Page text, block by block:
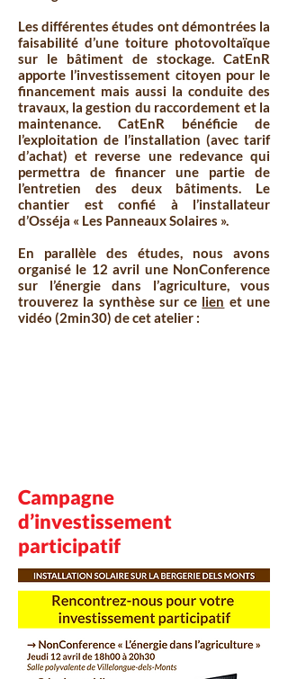
Les différentes études ont démontrées la
faisabilité d’une toiture photovoltaïque
sur le bâtiment de stockage. CatEnR
apporte l’investissement citoyen pour le
financement mais aussi la conduite des
travaux, la gestion du raccordement et la
maintenance. CatEnR bénéficie de
l’exploitation de l’installation (avec tarif
d’achat) et reverse une redevance qui
permettra de financer une partie de
l’entretien des deux bâtiments. Le
chantier est confié à l’installateur
d’Osséja « Les Panneaux Solaires ».
En parallèle des études, nous avons
organisé le 12 avril une NonConference
sur l’énergie dans l’agriculture, vous
trouverez la synthèse sur ce lien et une
vidéo (2min30) de cet atelier :
Campagne
d’investissement
participatif